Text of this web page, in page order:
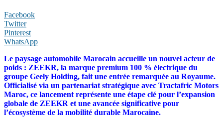
Facebook
Twitter
Pinterest
WhatsApp
Le paysage automobile Marocain accueille un nouvel acteur de
poids : ZEEKR, la marque premium 100 % électrique du
groupe Geely Holding, fait une entrée remarquée au Royaume.
Officialisé via un partenariat stratégique avec Tractafric Motors
Maroc, ce lancement représente une étape clé pour l’expansion
globale de ZEEKR et une avancée significative pour
l’écosystème de la mobilité durable Marocaine.